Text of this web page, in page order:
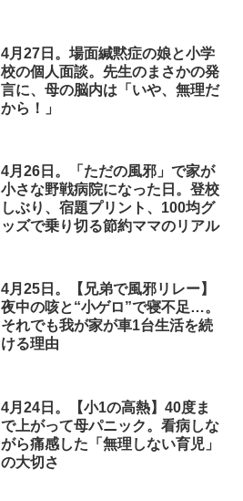
4月27日。場面緘黙症の娘と小学
校の個人面談。先生のまさかの発
言に、母の脳内は「いや、無理だ
から！」
4月26日。「ただの風邪」で家が
小さな野戦病院になった日。登校
しぶり、宿題プリント、100均グ
ッズで乗り切る節約ママのリアル
4月25日。【兄弟で風邪リレー】
夜中の咳と“小ゲロ”で寝不足…。
それでも我が家が車1台生活を続
ける理由
4月24日。【小1の高熱】40度ま
で上がって母パニック。看病しな
がら痛感した「無理しない育児」
の大切さ